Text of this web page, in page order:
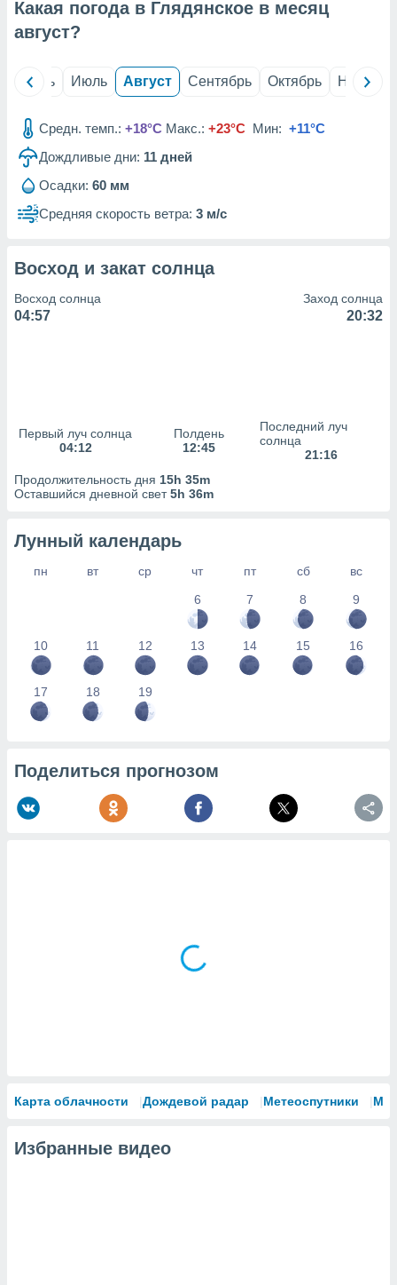
из
данных
1199
Какая погода в Глядянское в месяц
август?
Июнь Июль Август Сентябрь Октябрь Ноябрь
Средн. темп.: +18°C Макс.: +23°C Мин: +11°C
Дождливые дни: 11 дней
Осадки: 60 мм
Средняя скорость ветра: 3 м/с
Восход и закат солнца
Восход солнца
04:57
Заход солнца
20:32
Первый луч солнца
04:12
Полдень
12:45
Последний луч
солнца
21:16
Продолжительность дня 15h 35m
Оставшийся дневной свет5h 36m
Лунный календарь
пн вт ср чт пт сб
вс
6
7 8 9
10 11 12 13 14 15 16
17 18 19
Поделиться прогнозом
Карта облачности Дождевой радар Метеоспутники
Избранные видео